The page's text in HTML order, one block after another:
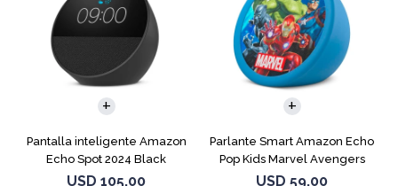
Pantalla inteligente Amazon
Echo Spot 2024 Black
USD 105,00
Parlante Smart Amazon Echo
Pop Kids Marvel Avengers
USD 59,00